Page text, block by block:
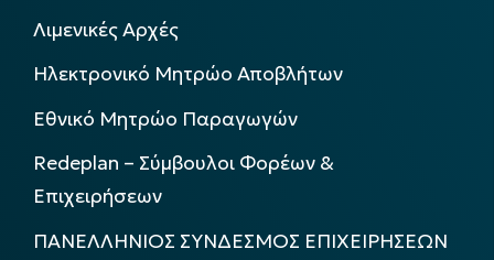
Λιμενικές Αρχές
Ηλεκτρονικό Μητρώο Αποβλήτων
Εθνικό Μητρώο Παραγωγών
Redeplan – Σύμβουλοι Φορέων &
Επιχειρήσεων
ΠΑΝΕΛΛΗΝΙΟΣ ΣΥΝΔΕΣΜΟΣ ΕΠΙΧΕΙΡΗΣΕΩΝ